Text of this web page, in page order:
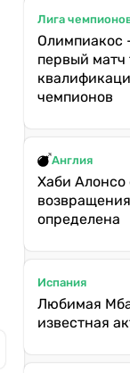
Лига
Олимпиакос
первый матч
чемпионов
Англия
Хаби Алонсо
определена
Испания
Любимая
известная